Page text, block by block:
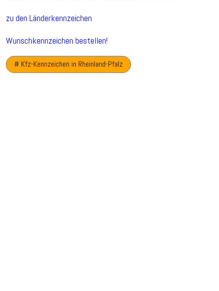
zu den Länderkennzeichen
Wunschkennzeichen bestellen!
# Kfz-Kennzeichen in Rheinland-Pfalz